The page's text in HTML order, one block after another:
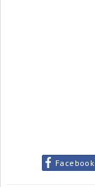
Facebook